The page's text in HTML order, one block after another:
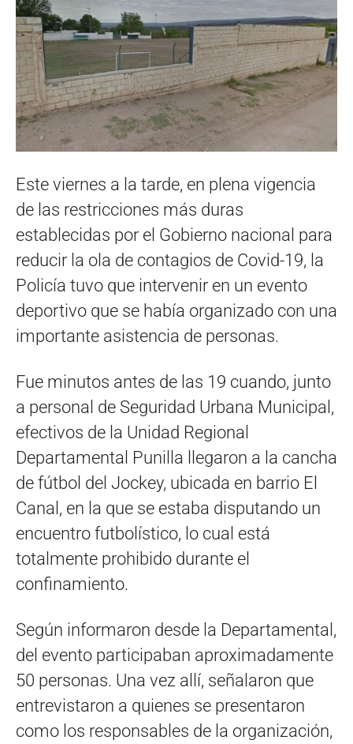
Este viernes a la tarde, en plena vigencia
de las restricciones más duras
establecidas por el Gobierno nacional para
reducir la ola de contagios de Covid-19, la
Policía tuvo que intervenir en un evento
deportivo que se había organizado con una
importante asistencia de personas.
Fue minutos antes de las 19 cuando, junto
a personal de Seguridad Urbana Municipal,
efectivos de la Unidad Regional
Departamental Punilla llegaron a la cancha
de fútbol del Jockey, ubicada en barrio El
Canal, en la que se estaba disputando un
encuentro futbolístico, lo cual está
totalmente prohibido durante el
confinamiento.
Según informaron desde la Departamental,
del evento participaban aproximadamente
50 personas. Una vez allí, señalaron que
entrevistaron a quienes se presentaron
como los responsables de la organización,